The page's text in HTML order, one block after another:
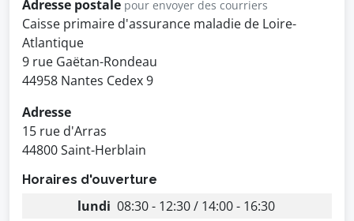
Adresse postale pour envoyer des courriers
Caisse primaire d'assurance maladie de Loire-
Atlantique
9 rue Gaëtan-Rondeau
44958 Nantes Cedex 9
Adresse
15 rue d'Arras
44800 Saint-Herblain
Horaires d'ouverture
lundi 08:30 - 12:30 / 14:00 - 16:30